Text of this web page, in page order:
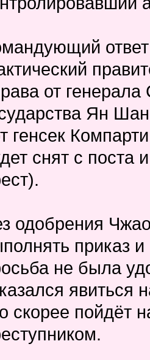
от
Ян
генсек
снят с
одобрения
приказ
не была
явиться
скорее пойдёт